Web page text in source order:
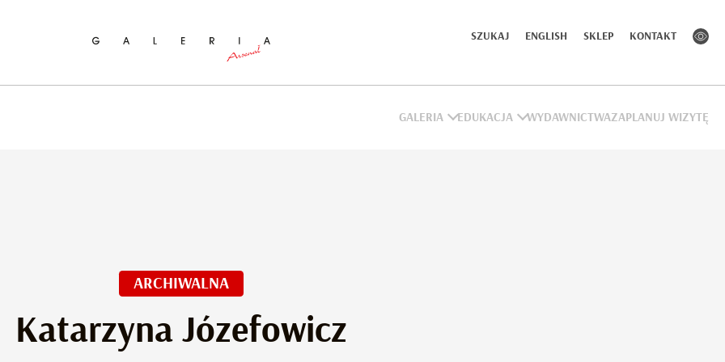
SZUKAJ ENGLISH SKLEP KONTAKT
GALERIA EDUKACJA WYDAWNICTWAZAPLANUJ WIZYTĘ
ARCHIWALNA
Katarzyna Józefowicz